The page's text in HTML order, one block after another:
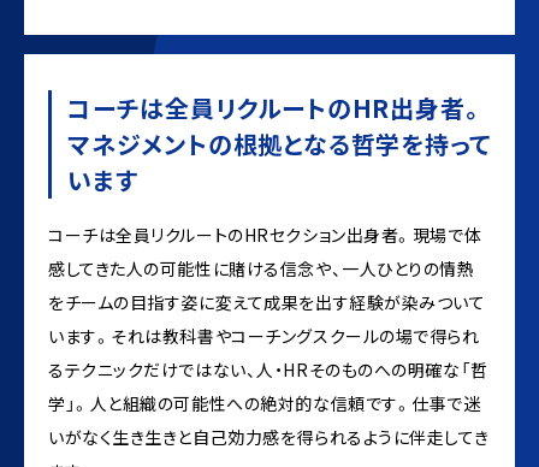
コーチは全員リクルートのHR出身者。
マネジメントの根拠となる哲学を持って
います
コーチは全員リクルートのHRセクション出身者。現場で体
感してきた人の可能性に賭ける信念や、一人ひとりの情熱
をチームの目指す姿に変えて成果を出す経験が染みついて
います。それは教科書やコーチングスクールの場で得られ
るテクニックだけではない、人・HRそのものへの明確な「哲
学」。人と組織の可能性への絶対的な信頼です。仕事で迷
いがなく生き生きと自己効力感を得られるように伴走してき